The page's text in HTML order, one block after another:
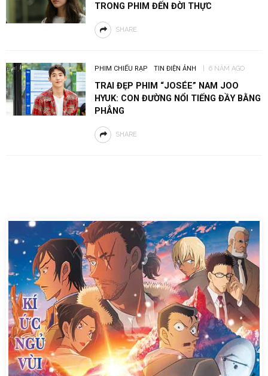
TRONG PHIM ĐẾN ĐỜI THỰC
SHARE
PHIM CHIẾU RẠP TIN ĐIỆN ẢNH 6 NĂM AGO
TRAI ĐẸP PHIM “JOSÉE” NAM JOO
HYUK: CON ĐƯỜNG NỔI TIẾNG ĐẦY BẰNG
PHẲNG
SHARE